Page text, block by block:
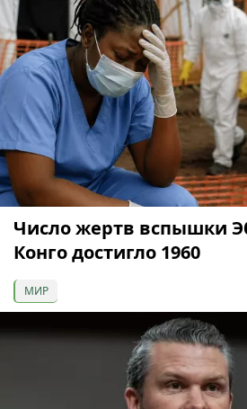
Число жертв вспышки
Конго достигло 1960
МИР